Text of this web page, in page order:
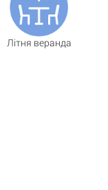
Літня веранда